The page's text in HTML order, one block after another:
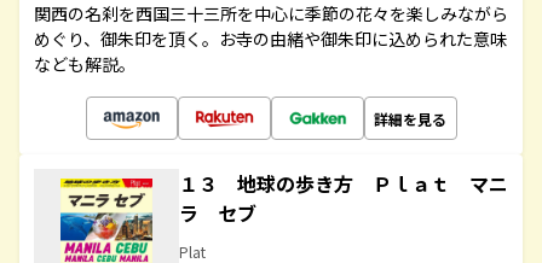
関西の名刹を西国三十三所を中心に季節の花々を楽しみながら
めぐり、御朱印を頂く。お寺の由緒や御朱印に込められた意味
なども解説。
詳細を見る
１３ 地球の歩き方 Ｐｌａｔ マニ
ラ セブ
Plat